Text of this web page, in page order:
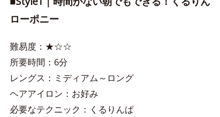
ローポニー
難易度：★☆☆
所要時間：6分
レングス：ミディアム～ロング
ヘアアイロン：お好み
必要なテクニック：くるりんぱ